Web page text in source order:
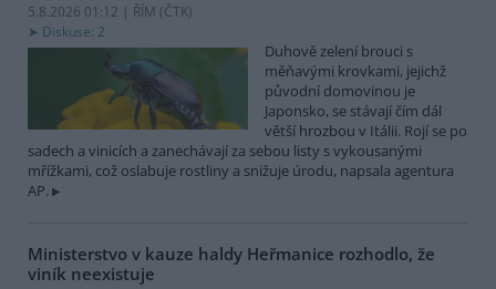
5.8.2026 01:12 | ŘÍM (ČTK)
Diskuse: 2
Duhově zelení brouci s
měňavými krovkami, jejichž
původní domovinou je
Japonsko, se stávají čím dál
větší hrozbou v Itálii. Rojí se po
sadech a vinicích a zanechávají za sebou listy s vykousanými
mřížkami, což oslabuje rostliny a snižuje úrodu, napsala agentura
AP.
Ministerstvo v kauze haldy Heřmanice rozhodlo, že
viník neexistuje